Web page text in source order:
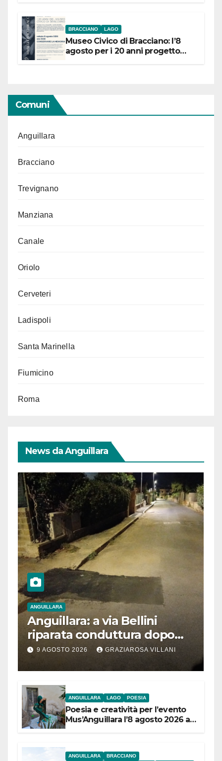
BRACCIANO LAGO
Museo Civico di Bracciano: l’8
agosto per i 20 anni progetto
Comuni
Anguillara
Bracciano
Trevignano
Manziana
Canale
Oriolo
Cerveteri
Ladispoli
Santa Marinella
Fiumicino
Roma
News da Anguillara
ANGUILLARA
Anguillara: a via Bellini
riparata conduttura dopo
segnalazione IdD
9 AGOSTO 2026 GRAZIAROSA VILLANI
ANGUILLARA LAGO POESIA
Poesia e creatività per l’evento
Mus’Anguillara l’8 agosto 2026 al
ANGUILLARA
BRACCIANO